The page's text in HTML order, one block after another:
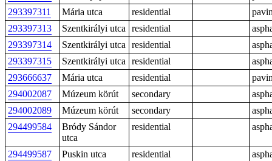
293397311
Mária utca residential
293397313
Szentkirályi utca residential
293397314
Szentkirályi utca residential
293397315
Szentkirályi utca residential
293666637
Mária utca residential
294002087
Múzeum körút secondary
294002089
Múzeum körút secondary
294499584
Bródy Sándor
utca
residential
294499587 Puskin utca residential